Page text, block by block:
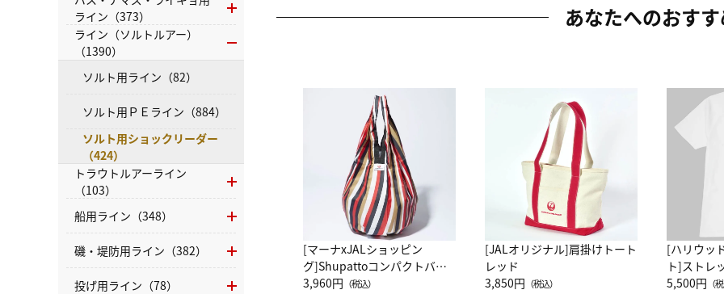
あなたへのおす
[マーナxJALショッピン
グ]Shupattoコンパクトバッ
グ Drop JAL客室乗務員
3,960円 （税込）
[JALオリジナル]肩掛けトート
レッド
3,850円 （税込）
[ハリウッ
ト]ストレ
ーネック
5,500円 （
ライン（373）
ライン（ソルトルアー）
（1390）
ソルト用ライン（82）
ソルト用ＰＥライン（884）
ソルト用ショックリーダー
（424）
トラウトルアーライン
（103）
船用ライン（348）
磯・堤防用ライン（382）
投げ用ライン（78）